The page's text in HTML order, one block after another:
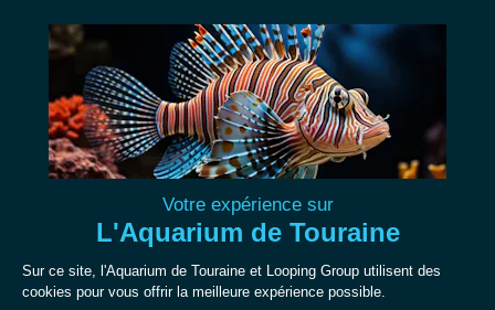
CONTACT
INFORMATIONS
À PROPOS